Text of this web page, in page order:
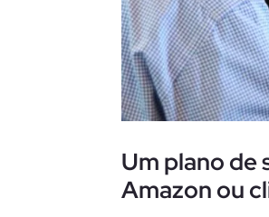
Um plano de
Amazon ou